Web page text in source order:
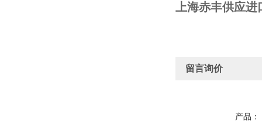
上海赤丰供应进
留言询价
产品：